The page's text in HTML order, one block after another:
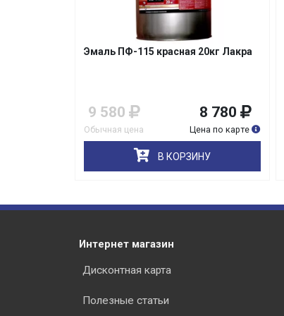
Эмаль ПФ-115 красная 20кг Лакра
9 580
Обычная цена
8 780
Цена по карте
В КОРЗИНУ
Интернет магазин
Дисконтная карта
Полезные статьи